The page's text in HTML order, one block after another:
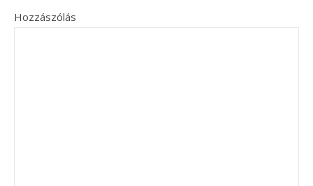
Hozzászólás